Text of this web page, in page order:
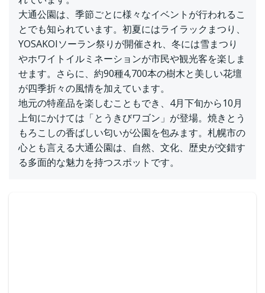
大通公園は、季節ごとに様々なイベントが行われるこ
とでも知られています。初夏にはライラックまつり、
YOSAKOIソーラン祭りが開催され、冬には雪まつり
やホワイトイルミネーションが市民や観光客を楽しま
せます。さらに、約90種4,700本の樹木と美しい花壇
が四季折々の風情を加えています。
地元の特産品を楽しむこともでき、4月下旬から10月
上旬にかけては「とうきびワゴン」が登場。焼きとう
もろこしの香ばしい匂いが公園を包みます。札幌市の
心とも言える大通公園は、自然、文化、歴史が交錯す
る多面的な魅力を持つスポットです。